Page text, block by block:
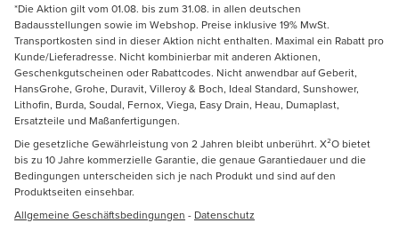
*Die Aktion gilt vom 01.08. bis zum 31.08. in allen deutschen
Badausstellungen sowie im Webshop. Preise inklusive 19% MwSt.
Transportkosten sind in dieser Aktion nicht enthalten. Maximal ein Rabatt pro
Kunde/Lieferadresse. Nicht kombinierbar mit anderen Aktionen,
Geschenkgutscheinen oder Rabattcodes. Nicht anwendbar auf Geberit,
HansGrohe, Grohe, Duravit, Villeroy & Boch, Ideal Standard, Sunshower,
Lithofin, Burda, Soudal, Fernox, Viega, Easy Drain, Heau, Dumaplast,
Ersatzteile und Maßanfertigungen.
Die gesetzliche Gewährleistung von 2 Jahren bleibt unberührt. X²O bietet
bis zu 10 Jahre kommerzielle Garantie, die genaue Garantiedauer und die
Bedingungen unterscheiden sich je nach Produkt und sind auf den
Produktseiten einsehbar.
Allgemeine Geschäftsbedingungen - Datenschutz